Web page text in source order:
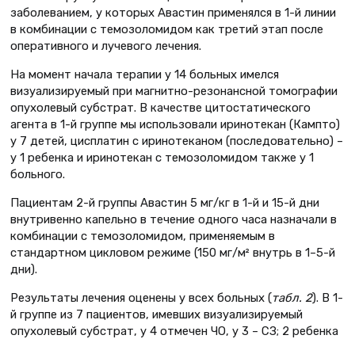
заболеванием, у которых Авастин применялся в 1-й линии
в комбинации с темозоломидом как третий этап после
оперативного и лучевого лечения.
На момент начала терапии у 14 больных имелся
визуализируемый при магнитно-резонансной томографии
опухолевый субстрат. В качестве цитостатического
агента в 1-й группе мы использовали иринотекан (Кампто)
у 7 детей, цисплатин с иринотеканом (последовательно) –
у 1 ребенка и иринотекан с темозоломидом также у 1
больного.
Пациентам 2-й группы Авастин 5 мг/кг в 1-й и 15-й дни
внутривенно капельно в течение одного часа назначали в
комбинации с темозоломидом, применяемым в
стандартном цикловом режиме (150 мг/м² внутрь в 1–5-й
дни).
Результаты лечения оценены у всех больных (табл. 2). В 1-
й группе из 7 пациентов, имевших визуализируемый
опухолевый субстрат, у 4 отмечен ЧО, у 3 – СЗ; 2 ребенка